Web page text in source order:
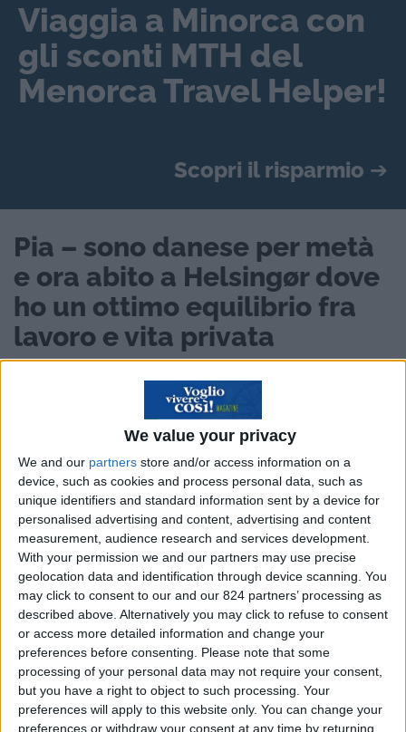
We value your privacy
We and our partners store and/or access information on a
device, such as cookies and process personal data, such as
unique identifiers and standard information sent by a device for
personalised advertising and content, advertising and content
measurement, audience research and services development.
With your permission we and our partners may use precise
geolocation data and identification through device scanning. You
may click to consent to our and our 824 partners’ processing as
described above. Alternatively you may click to refuse to consent
or access more detailed information and change your
preferences before consenting.
Please note that some
processing of your personal data may not require your consent,
but you have a right to object to such processing. Your
preferences will apply to this website only. You can change your
preferences or withdraw your consent at any time by returning
Viaggia a Minorca con
gli sconti MTH del
Menorca Travel Helper!
Scopri il risparmio ➔
Pia – sono danese per metà
e ora abito a Helsingør dove
ho un ottimo equilibrio fra
lavoro e vita privata
Pia, che ha 56 anni, ha vissutogran parte della
sua vita vicino a Milano, pur essendo
da madre danese e padre italiano,
ma ora vive aHelsingør, città a 40 chilometri a
nord di Copenaghen.
La scelta di vivere lì è stata casuale. Dapprima
Pia è stata ospite di un’amica, poi della cugina e
ha perfino cambiato città 2-3 volte per poi
scoprire la bellissima Helsingør, che si trova sul
mare ed èfamosa per il castello di Kronborg
(Patrimonio dell’Umanità UNESCO), che ha
ispirato Shakespeare per il suo “Amleto” .
Da bambina, Pia sognava di vivere proprio